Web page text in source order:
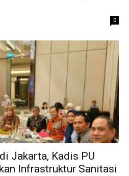
0
Jakarta, Kadis PU
Infrastruktur Sanitasi